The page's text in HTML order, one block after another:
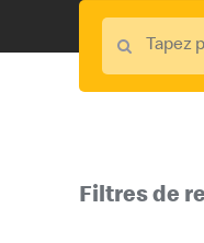
Filtres de